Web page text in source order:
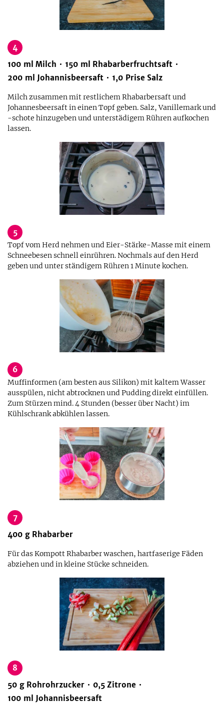
4
100 ml Milch 150 ml Rhabarberfruchtsaft
200 ml Johannisbeersaft 1,0 Prise Salz
Milch zusammen mit restlichem Rhabarbersaft und
Johannesbeersaft in einen Topf geben. Salz, Vanillemark und
-schote hinzugeben und unterstädigem Rühren aufkochen
lassen.
5
Topf vom Herd nehmen und Eier-Stärke-Masse mit einem
Schneebesen schnell einrühren. Nochmals auf den Herd
geben und unter ständigem Rühren 1 Minute kochen.
6
Muffinformen (am besten aus Silikon) mit kaltem Wasser
ausspülen, nicht abtrocknen und Pudding direkt einfüllen.
Zum Stürzen mind. 4 Stunden (besser über Nacht) im
Kühlschrank abkühlen lassen.
7
400 g Rhabarber
Für das Kompott Rhabarber waschen, hartfaserige Fäden
abziehen und in kleine Stücke schneiden.
8
50 g Rohrohrzucker 0,5 Zitrone
100 ml Johannisbeersaft